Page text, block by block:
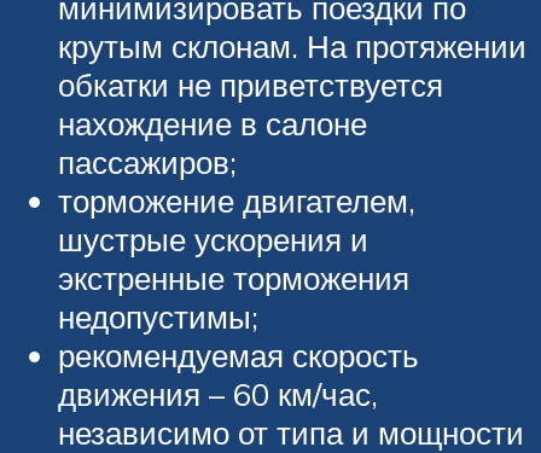
крутым склонам. На протяжении
обкатки не приветствуется
нахождение в салоне
пассажиров;
торможение двигателем,
шустрые ускорения и
экстренные торможения
недопустимы;
рекомендуемая скорость
движения – 60 км/час,
независимо от типа и мощности